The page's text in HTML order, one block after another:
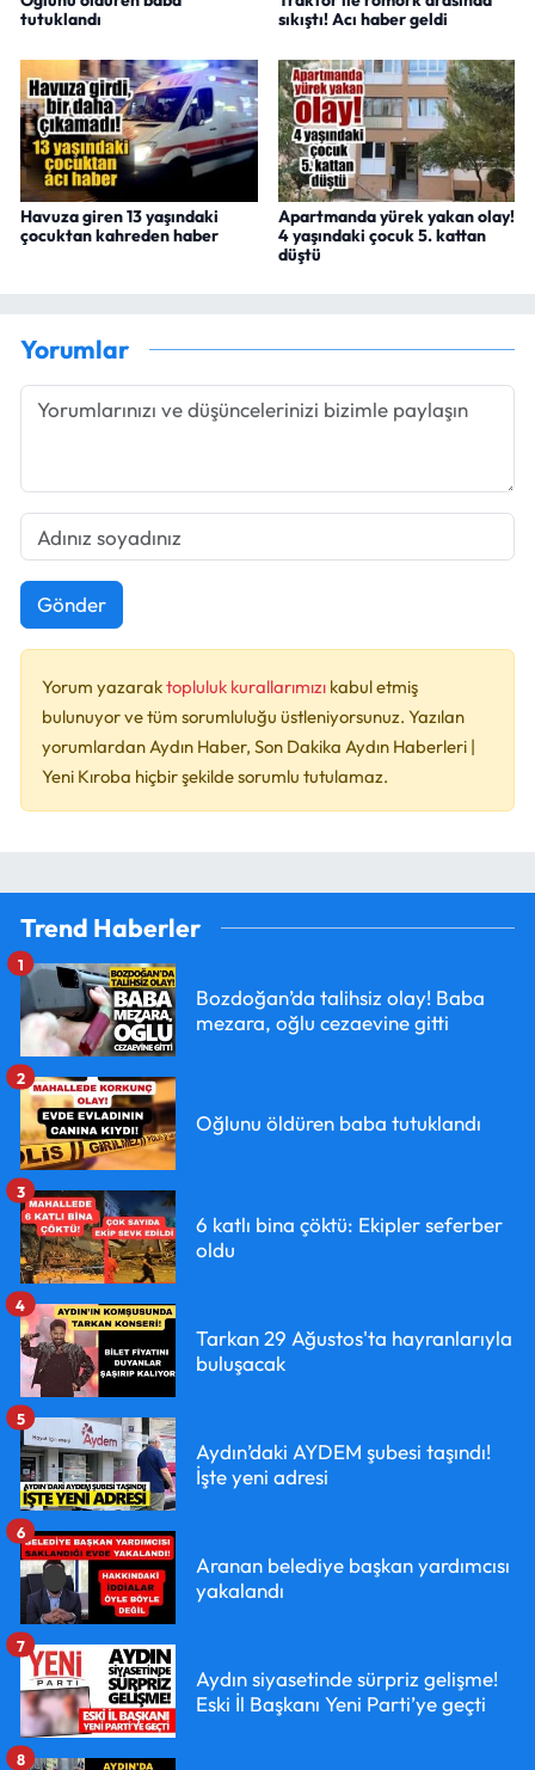
tutuklandı
sıkıştı! Acı haber geldi
Havuza giren 13 yaşındaki
çocuktan kahreden haber
Apartmanda yürek yakan olay!
4 yaşındaki çocuk 5. kattan
düştü
Yorumlar
Gönder
Yorum yazaraktopluluk kurallarımızı kabul etmiş
bulunuyor ve tüm sorumluluğu üstleniyorsunuz. Yazılan
yorumlardan Aydın Haber, Son Dakika Aydın Haberleri |
Yeni Kıroba hiçbir şekilde sorumlu tutulamaz.
Trend Haberler
Bozdoğan’da talihsiz olay! Baba
mezara, oğlu cezaevine gitti
1
Oğlunu öldüren baba tutuklandı
2
6 katlı bina çöktü: Ekipler seferber
oldu
3
Tarkan 29 Ağustos'ta hayranlarıyla
buluşacak
4
Aydın’daki AYDEM şubesi taşındı!
İşte yeni adresi
5
Aranan belediye başkan yardımcısı
yakalandı
6
Aydın siyasetinde sürpriz gelişme!
Eski İl Başkanı Yeni Parti’ye geçti
7
8